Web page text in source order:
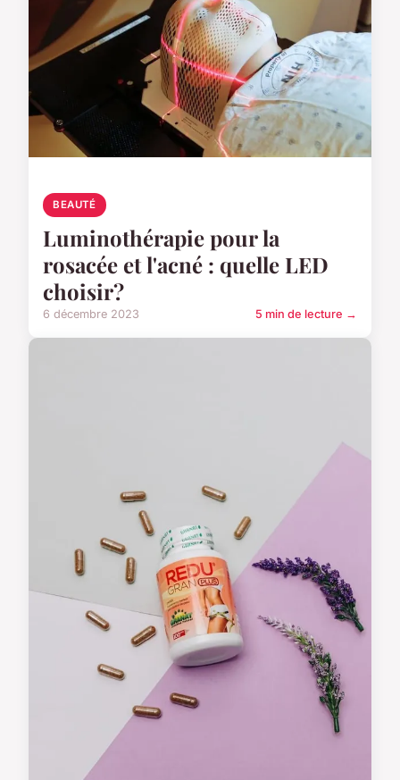
BEAUTÉ
Luminothérapie pour la
rosacée et l'acné : quelle LED
choisir?
6 décembre 2023 5 min de lecture →